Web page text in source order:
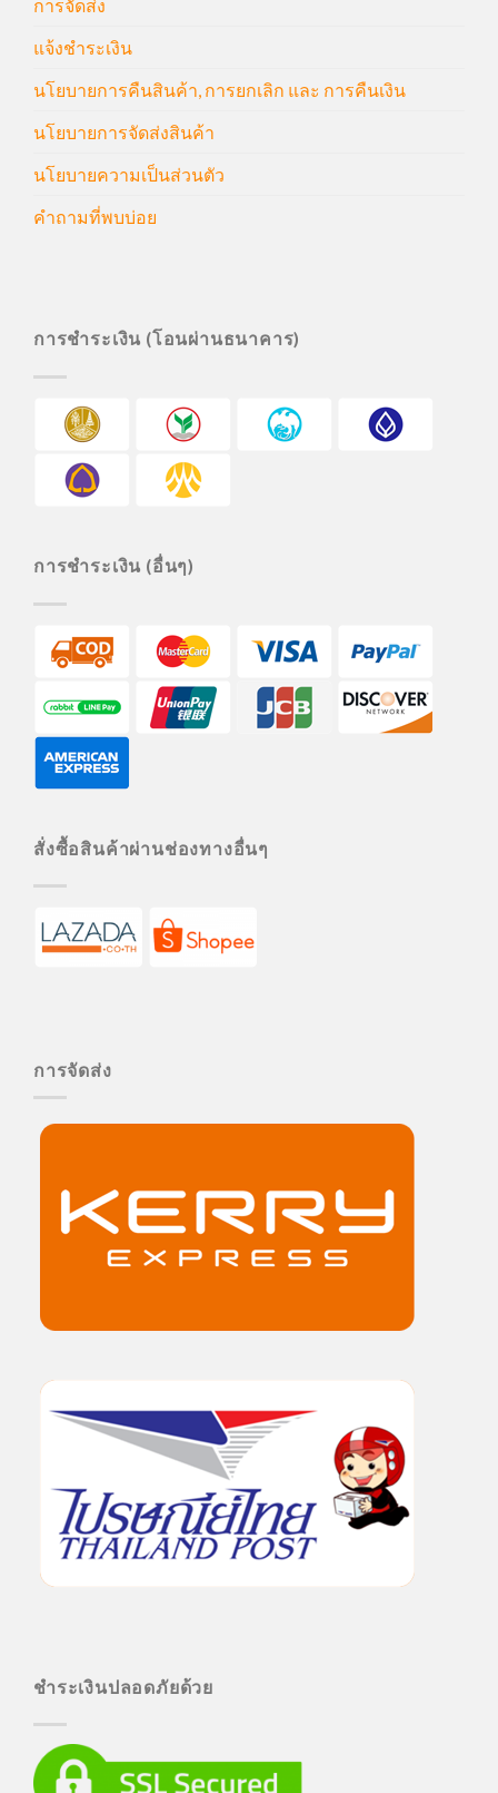
การจัดส่ง
แจ้งชำระเงิน
นโยบายการคืนสินค้า, การยกเลิก และ การคืนเงิน
นโยบายการจัดส่งสินค้า
นโยบายความเป็นส่วนตัว
คำถามที่พบบ่อย
การชำระเงิน (โอนผ่านธนาคาร)
การชำระเงิน (อื่นๆ)
สั่งซื้อสินค้าผ่านช่องทางอื่นๆ
การจัดส่ง
ชำระเงินปลอดภัยด้วย